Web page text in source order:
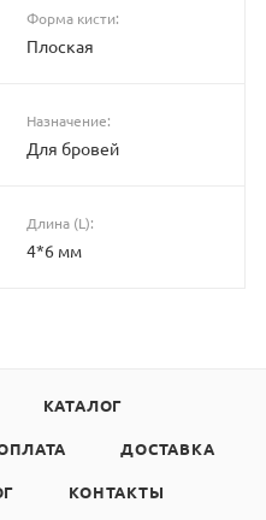
Форма кисти:
Плоская
Назначение:
Для бровей
Длина (L):
4*6 мм
КАТАЛОГ
ДОСТАВКА
КОНТАКТЫ